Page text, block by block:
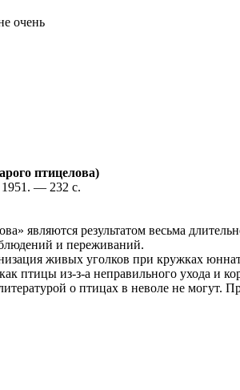
очень
птицелова)
— 232 с.
являются результатом весьма
и переживаний.
живых уголков при кружках
птицы из-з-а неправильного ухода и
о птицах в неволе не могут.